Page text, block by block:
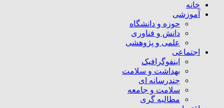
خانه
آموزشی
حوزه و دانشگاه
دانش و فناوری
علمی و پژوهشی
اجتماعی
اینفوگرافیک
بهداشت و سلامت
چندرسانه ای
سلامت و جامعه
مطالبه گری